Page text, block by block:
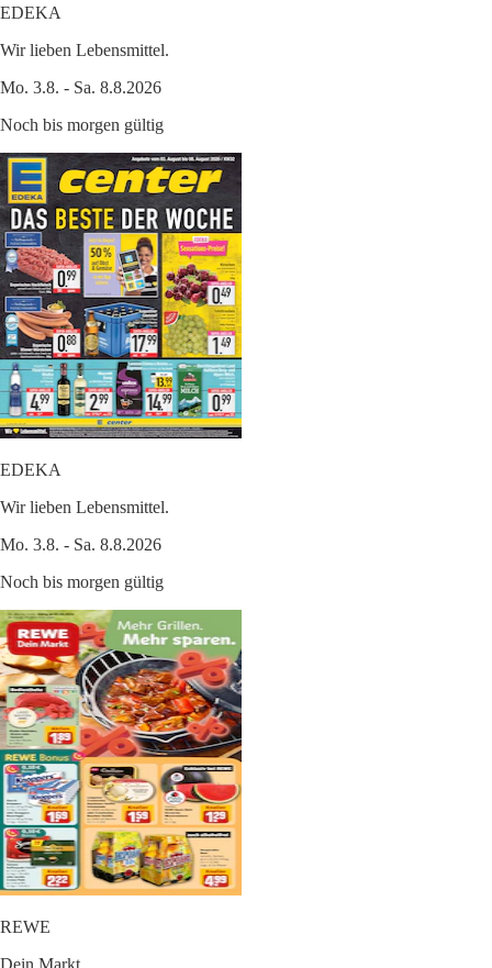
EDEKA
Wir lieben Lebensmittel.
Mo. 3.8. - Sa. 8.8.2026
Noch bis morgen gültig
EDEKA
Wir lieben Lebensmittel.
Mo. 3.8. - Sa. 8.8.2026
Noch bis morgen gültig
REWE
Dein Markt